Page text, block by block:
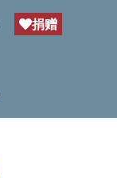
捐赠